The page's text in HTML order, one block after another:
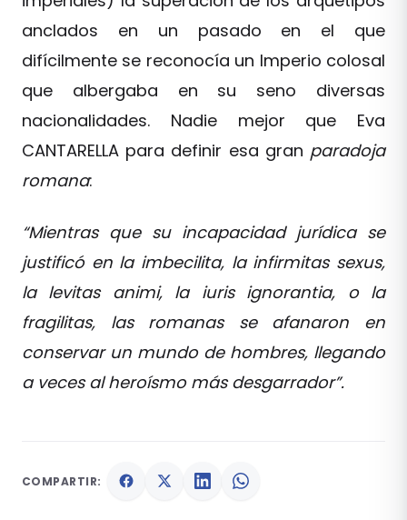
anclados en un pasado en el que
difícilmente se reconocía un Imperio colosal
que albergaba en su seno diversas
nacionalidades. Nadie mejor que Eva
CANTARELLA para definir esa gran paradoja
romana:
“Mientras que su incapacidad jurídica se
justificó en la imbecilita, la infirmitas sexus,
la levitas animi, la iuris ignorantia, o la
fragilitas, las romanas se afanaron en
conservar un mundo de hombres, llegando
a veces al heroísmo más desgarrador”.
COMPARTIR: